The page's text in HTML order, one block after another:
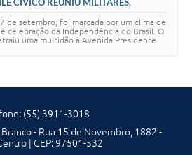
de setembro, foi marcada por um clima de
celebração da Independência do Brasil. O
uma multidão à Avenida Presidente
(55) 3911-3018
- Rua 15 de Novembro, 1882 -
| CEP: 97501-532